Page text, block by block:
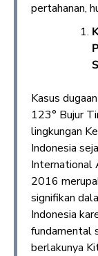
pertahanan,
Kasus
123° Bujur
lingkungan
Indonesia
International
2016
signifikan
Indonesia
fundamental
berlakunya